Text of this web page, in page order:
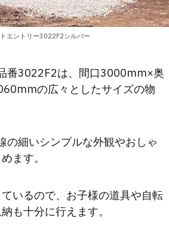
エントリー3022F2シルバー
番3022F2は、間口3000mm×奥
の広々としたサイズの物
の細いシンプルな外観やおしゃ
ます。
いるので、お子様の道具や自転
も十分に行えます。